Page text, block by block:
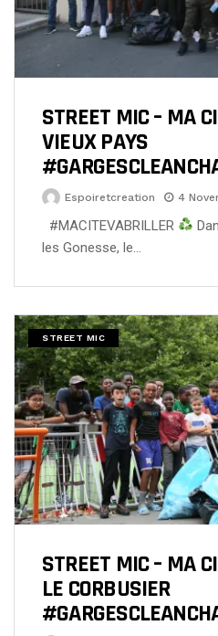
STREET MIC – MA
VIEUX PAYS
Espoiretcreation 4
#MACITEVABRILLER
les Gonesse, le…
STREET MIC
STREET MIC – MA
LE CORBUSIER